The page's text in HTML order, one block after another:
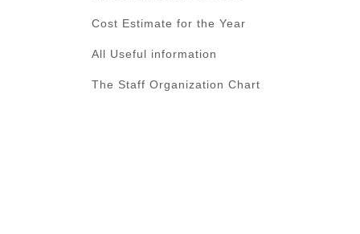
Cost Estimate for the Year
All Useful information
The Staff Organization Chart